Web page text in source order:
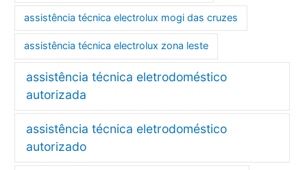
assistência técnica electrolux mogi das cruzes
assistência técnica electrolux zona leste
assistência técnica eletrodoméstico
autorizada
assistência técnica eletrodoméstico
autorizado